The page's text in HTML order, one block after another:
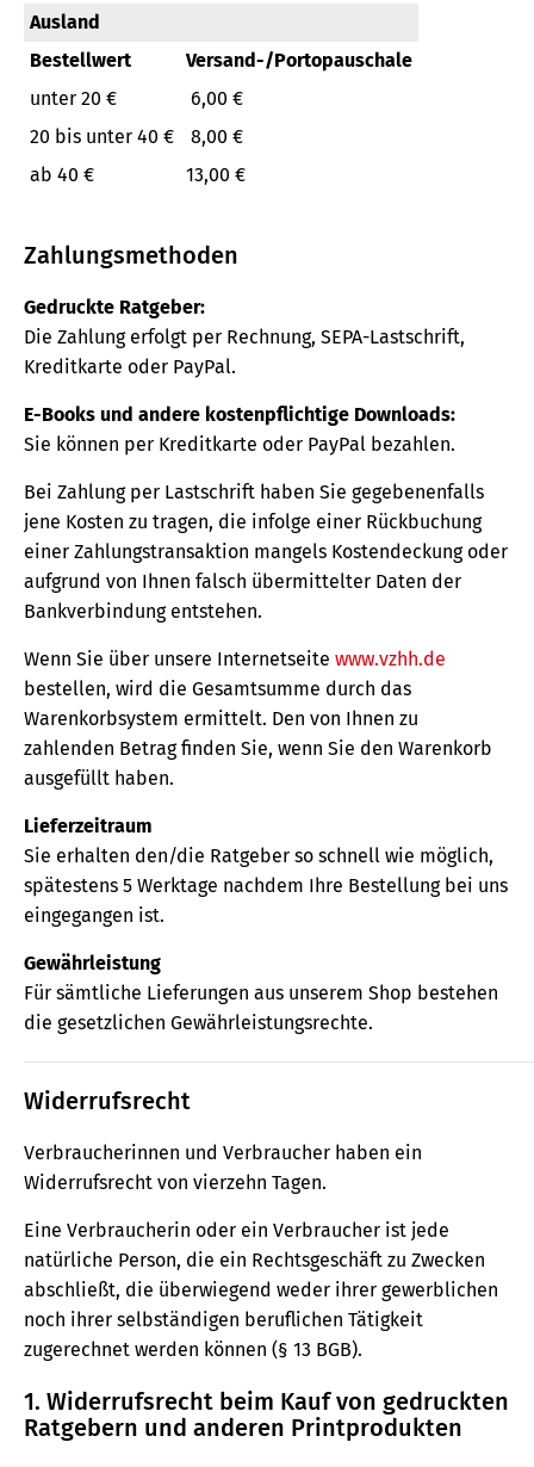
Ausland
Bestellwert
Versand-/Portopauschale
unter 20 €
6,00 €
20 bis unter 40 €
8,00 €
ab 40 €
13,00 €
Zahlungsmethoden
Gedruckte Ratgeber:
Die Zahlung erfolgt per Rechnung, SEPA-Lastschrift,
Kreditkarte oder PayPal.
E-Books und andere kostenpflichtige Downloads:
Sie können per Kreditkarte oder PayPal bezahlen.
Bei Zahlung per Lastschrift haben Sie gegebenenfalls
jene Kosten zu tragen, die infolge einer Rückbuchung
einer Zahlungstransaktion mangels Kostendeckung oder
aufgrund von Ihnen falsch übermittelter Daten der
Bankverbindung entstehen.
Wenn Sie über unsere Internetseite www.vzhh.de
bestellen, wird die Gesamtsumme durch das
Warenkorbsystem ermittelt. Den von Ihnen zu
zahlenden Betrag finden Sie, wenn Sie den Warenkorb
ausgefüllt haben.
Lieferzeitraum
Sie erhalten den/die Ratgeber so schnell wie möglich,
spätestens 5 Werktage nachdem Ihre Bestellung bei uns
eingegangen ist.
Gewährleistung
Für sämtliche Lieferungen aus unserem Shop bestehen
die gesetzlichen Gewährleistungsrechte.
Widerrufsrecht
Verbraucherinnen und Verbraucher haben ein
Widerrufsrecht von vierzehn Tagen.
Eine Verbraucherin oder ein Verbraucher ist jede
natürliche Person, die ein Rechtsgeschäft zu Zwecken
abschließt, die überwiegend weder ihrer gewerblichen
noch ihrer selbständigen beruflichen Tätigkeit
zugerechnet werden können (§ 13 BGB).
1. Widerrufsrecht beim Kauf von gedruckten
Ratgebern und anderen Printprodukten